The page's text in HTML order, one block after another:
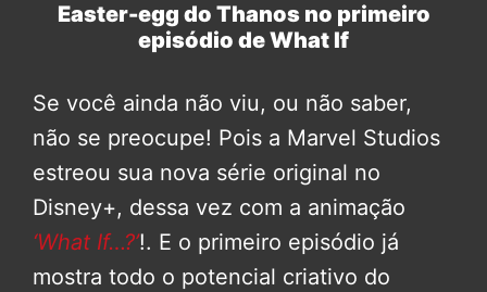
Easter-egg do Thanos no primeiro
episódio de What If
Se você ainda não viu, ou não saber,
não se preocupe! Pois a Marvel Studios
estreou sua nova série original no
Disney+, dessa vez com a animação
‘What If…?’!. E o primeiro episódio já
mostra todo o potencial criativo do